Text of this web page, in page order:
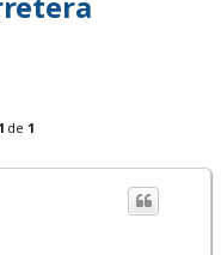
1 de 1